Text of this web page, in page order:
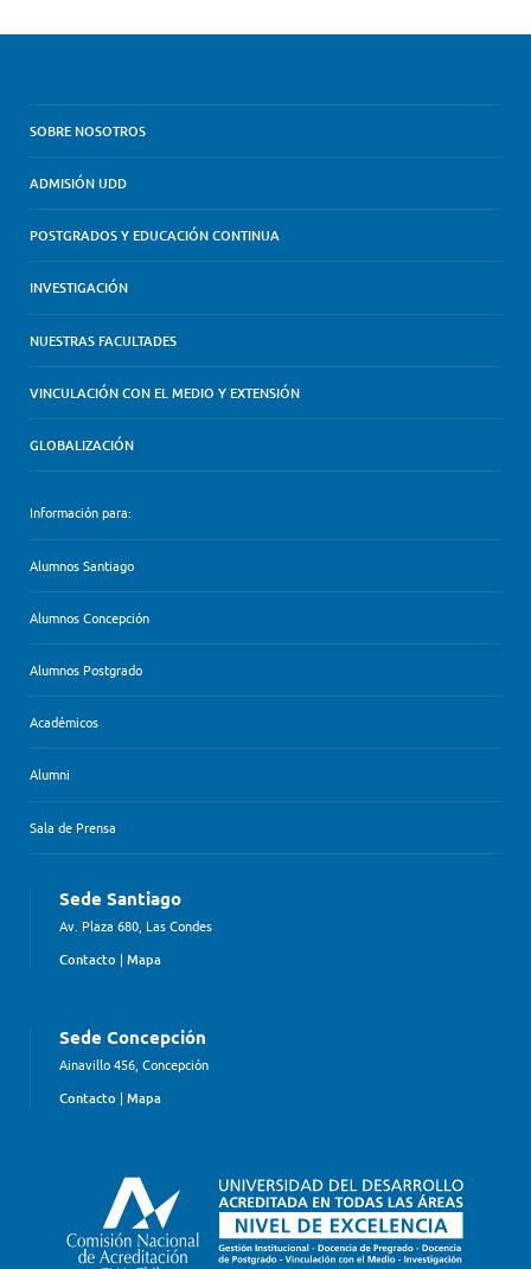
SOBRE NOSOTROS
ADMISIÓN UDD
POSTGRADOS Y EDUCACIÓN CONTINUA
INVESTIGACIÓN
NUESTRAS FACULTADES
VINCULACIÓN CON EL MEDIO Y EXTENSIÓN
GLOBALIZACIÓN
Información para:
Alumnos Santiago
Alumnos Concepción
Alumnos Postgrado
Académicos
Alumni
Sala de Prensa
Sede Santiago
Av. Plaza 680, Las Condes
Contacto | Mapa
Sede Concepción
Ainavillo 456, Concepción
Contacto | Mapa